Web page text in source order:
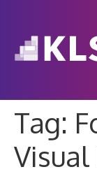
Tag:
Visual